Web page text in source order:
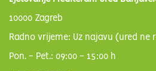
10000 Zagreb
Radno vrijeme: Uz najavu (ured
Pon. - Pet.: 09:00 - 15:00 h